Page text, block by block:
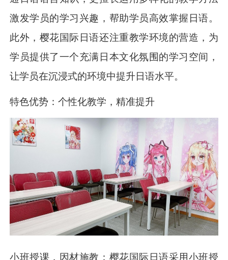
激发学员的学习兴趣，帮助学员高效掌握日语。
此外，樱花国际日语还注重教学环境的营造，为
学员提供了一个充满日本文化氛围的学习空间，
让学员在沉浸式的环境中提升日语水平。
特色优势：个性化教学，精准提升
小班授课，因材施教：樱花国际日语采用小班授